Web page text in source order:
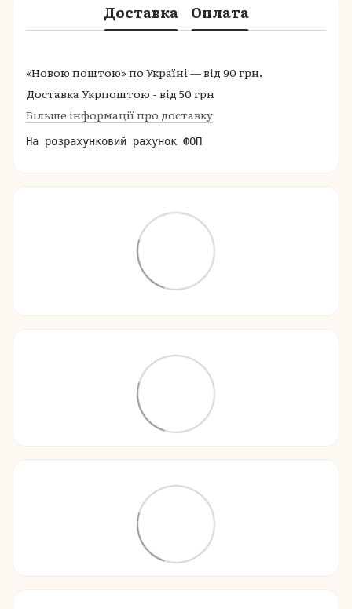
Доставка Оплата
«Новою поштою» по Україні — від 90 грн.
Доставка Укрпоштою - від 50 грн
Більше інформації про доставку
На розрахунковий рахунок ФОП